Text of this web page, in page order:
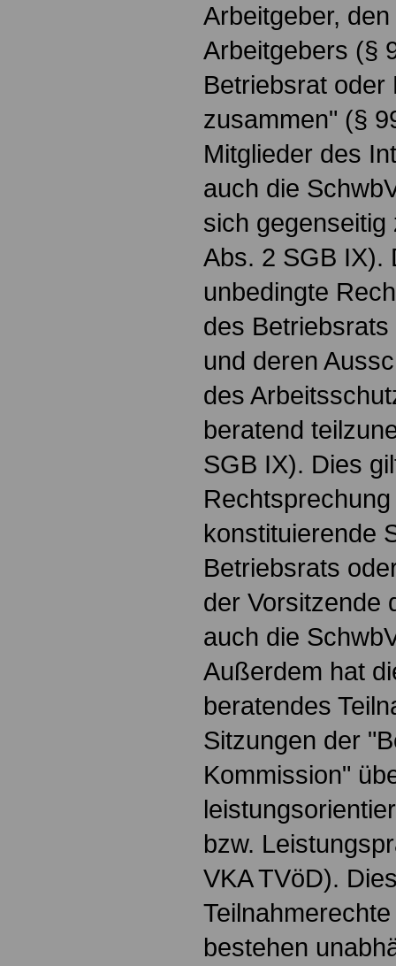
Arbeitgeber,
Arbeitgebers (§
Betriebsrat oder
zusammen" (§
Mitglieder des
auch die
sich
Abs. 2 SGB IX).
unbedingte
des
und deren
des
beratend
SGB IX). Dies
konstituierende
Betriebsrats
der Vorsitzende
auch die
Außerdem hat
beratendes
Sitzungen der
Kommission"
bzw.
VKA TVöD).
bestehen